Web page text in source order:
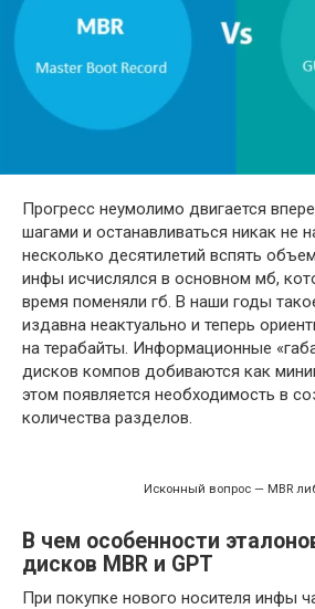
Прогресс неумолимо двигается
шагами и останавливаться никак не
несколько десятилетий вспять
инфы исчислялся в основном мб,
время поменяли гб. В наши годы
издавна неактуально и теперь
на терабайты. Информационные
дисков компов добиваются как
этом появляется необходимость в
количества разделов.
Исконный вопрос — MBR
В чем особенности
дисков MBR и GPT
При покупке нового носителя инфы